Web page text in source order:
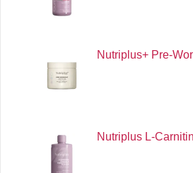
Nutriplus+ Pre-
Nutriplus L-